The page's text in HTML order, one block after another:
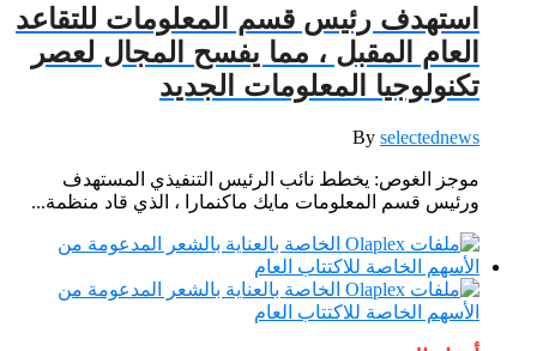
استهدف رئيس قسم المعلومات للتقاعد
العام المقبل ، مما يفسح المجال لعصر
تكنولوجيا المعلومات الجديد
By selectednews
موجز الغوص: يخطط نائب الرئيس التنفيذي المستهدف
ورئيس قسم المعلومات مايك ماكنمارا ، الذي قاد منظمة...